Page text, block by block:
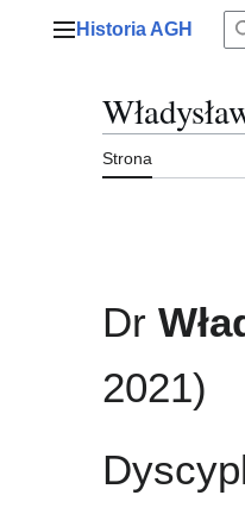
Menu główne
Historia AGH
Strona
Dr
2021)